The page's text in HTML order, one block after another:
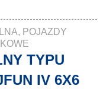
, POJAZDY
TYPU
IV 6X6